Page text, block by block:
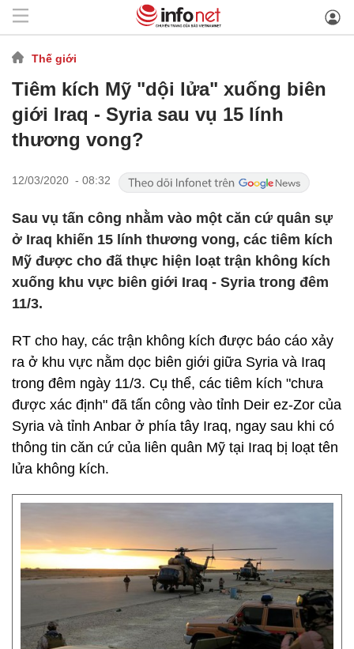
Thế giới
Tiêm kích Mỹ "dội lửa" xuống biên
giới Iraq - Syria sau vụ 15 lính
thương vong?
12/03/2020 - 08:32
Sau vụ tấn công nhằm vào một căn cứ quân sự
ở Iraq khiến 15 lính thương vong, các tiêm kích
Mỹ được cho đã thực hiện loạt trận không kích
xuống khu vực biên giới Iraq - Syria trong đêm
11/3.
RT cho hay, các trận không kích được báo cáo xảy
ra ở khu vực nằm dọc biên giới giữa Syria và Iraq
trong đêm ngày 11/3. Cụ thể, các tiêm kích "chưa
được xác định" đã tấn công vào tỉnh Deir ez-Zor của
Syria và tỉnh Anbar ở phía tây Iraq, ngay sau khi có
thông tin căn cứ của liên quân Mỹ tại Iraq bị loạt tên
lửa không kích.